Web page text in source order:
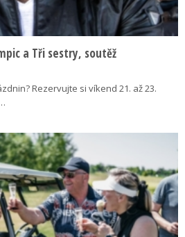
a Tři sestry, soutěž
Rezervujte si víkend 21. až 23.